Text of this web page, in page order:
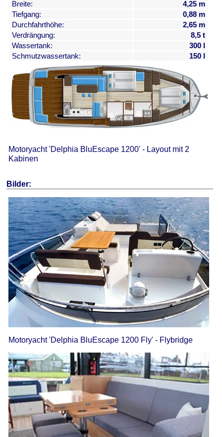
Breite:
4,25 m
Tiefgang:
0,88 m
Durchfahrthöhe:
2,65 m
Verdrängung:
8,5 t
Wassertank:
300 l
Schmutzwassertank:
150 l
Motoryacht 'Delphia BluEscape 1200' - Layout mit 2
Kabinen
Bilder:
Motoryacht 'Delphia BluEscape 1200 Fly' - Flybridge